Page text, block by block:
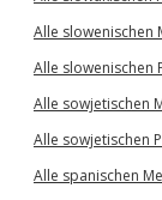
Alle slowenischen
Alle slowenischen
Alle sowjetischen
Alle sowjetischen
Alle spanischen